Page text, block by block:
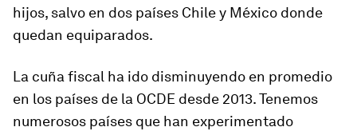
hijos, salvo en dos países Chile y México donde
quedan equiparados.
La cuña fiscal ha ido disminuyendo en promedio
en los países de la OCDE desde 2013. Tenemos
numerosos países que han experimentado